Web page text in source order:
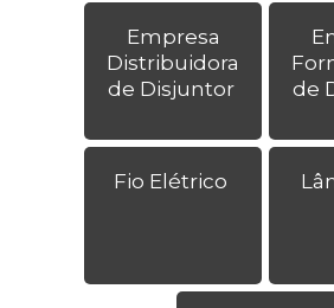
Empresa
Distribuidora
de Disjuntor
de
Fio Elétrico